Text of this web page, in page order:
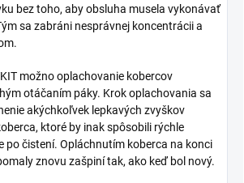
bez toho, aby obsluha musela vykonávať
sa zabráni nesprávnej koncentrácii a
možno oplachovanie kobercov
otáčaním páky. Krok oplachovania sa
akýchkoľvek lepkavých zvyškov
ktoré by inak spôsobili rýchle
po čistení. Opláchnutím koberca na konci
znovu zašpiní tak, ako keď bol nový.